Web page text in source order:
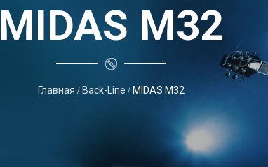
MIDAS M32
Главная Back-Line MIDAS M32